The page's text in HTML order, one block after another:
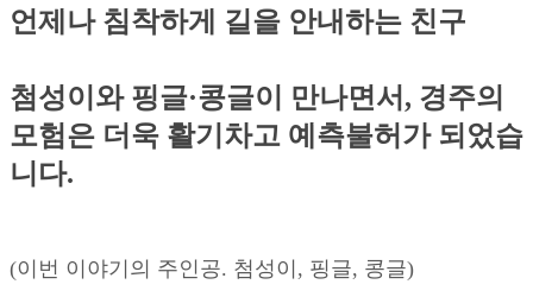
언제나 침착하게 길을 안내하는 친구
첨성이와 핑글·콩글이 만나면서, 경주의
모험은 더욱 활기차고 예측불허가 되었습
니다.
(이번 이야기의 주인공. 첨성이, 핑글, 콩글)